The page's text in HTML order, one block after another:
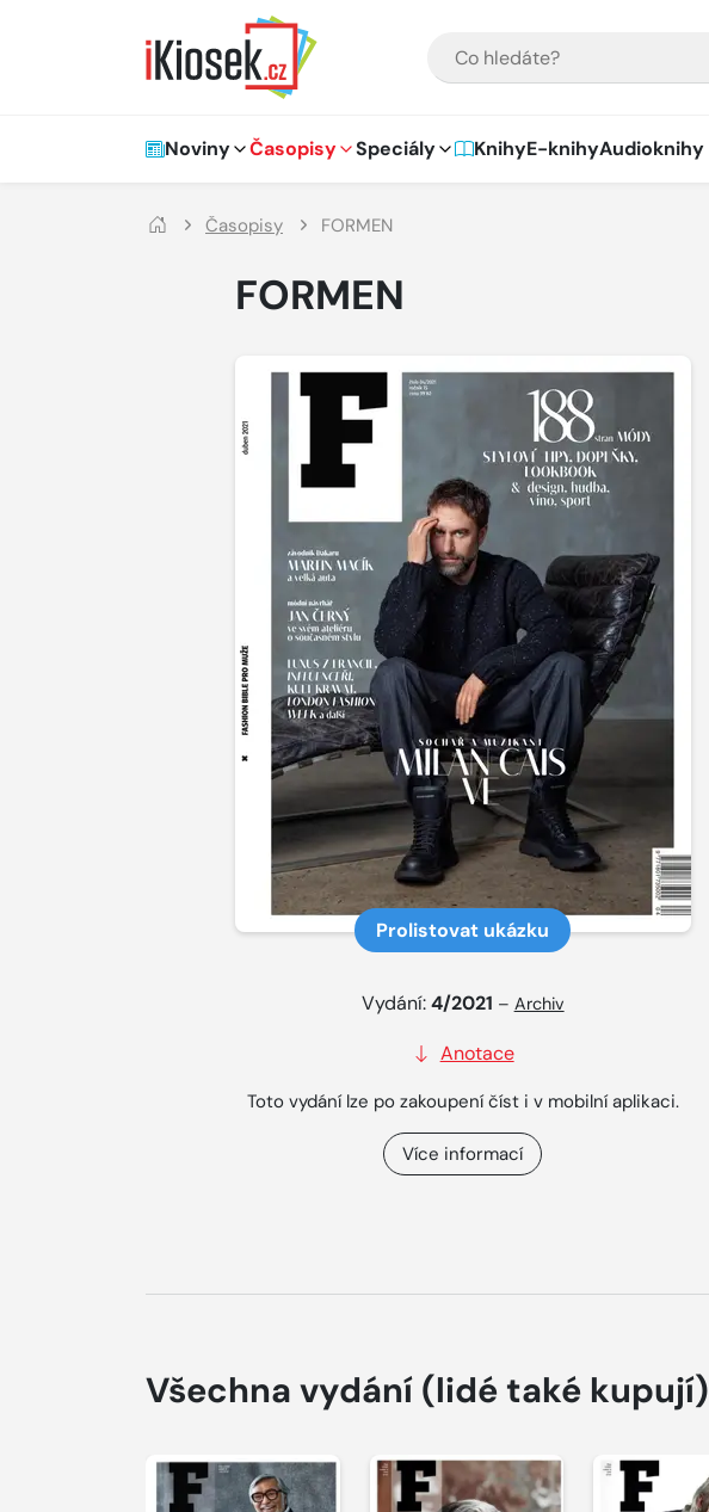
Hlavní navigace
Noviny Časopisy Speciály KnihyE-knihyAudioknihy
Časopisy FORMEN
FORMEN
Prolistovat ukázku
Vydání:4/2021 – Archiv
Anotace
Toto vydání lze po zakoupení číst i v mobilní aplikaci.
Více informací
Všechna vydání (lidé také kupují)